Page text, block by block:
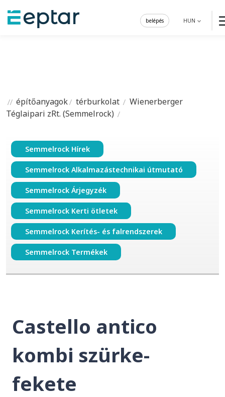
HUN
belépés
építőanyagok térburkolat
Wienerberger
Téglaipari zRt. (Semmelrock)
Semmelrock Hírek
Semmelrock Alkalmazástechnikai útmutató
Semmelrock Árjegyzék
Semmelrock Kerti ötletek
Semmelrock Kerítés- és falrendszerek
Semmelrock Termékek
Castello antico
kombi szürke-
fekete